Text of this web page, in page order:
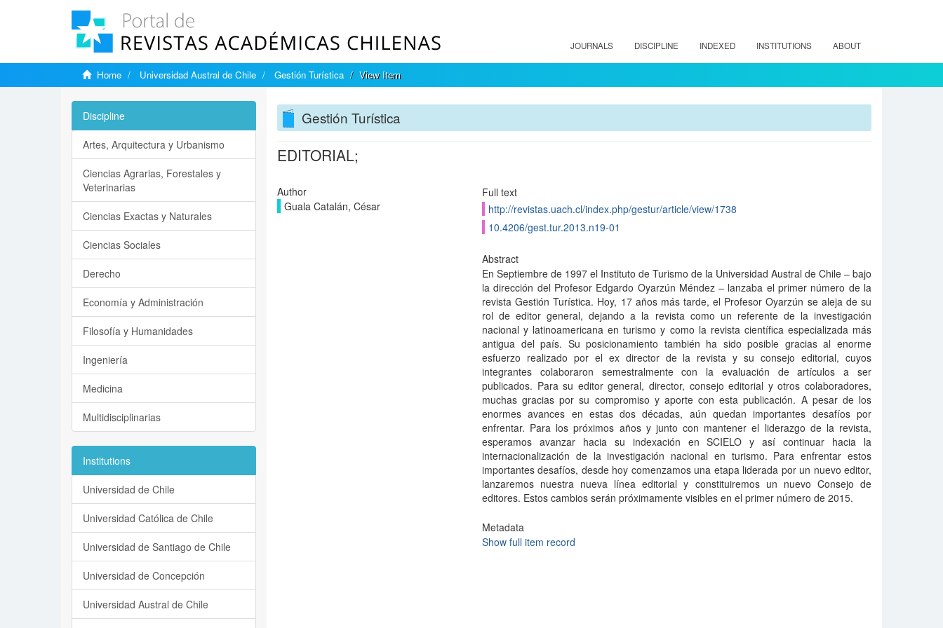
JOURNALS DISCIPLINE INDEXED INSTITUTIONS ABOUT
Home Universidad Austral de Chile Gestión Turística View Item
Gestión Turística
EDITORIAL;
Author
Guala Catalán, César
Full text
http://revistas.uach.cl/index.php/gestur/article/view/1738
10.4206/gest.tur.2013.n19-01
Abstract
En Septiembre de 1997 el Instituto de Turismo de la Universidad Austral de Chile – bajo
la dirección del Profesor Edgardo Oyarzún Méndez – lanzaba el primer número de la
revista Gestión Turística. Hoy, 17 años más tarde, el Profesor Oyarzún se aleja de su
rol de editor general, dejando a la revista como un referente de la investigación
nacional y latinoamericana en turismo y como la revista científica especializada más
antigua del país. Su posicionamiento también ha sido posible gracias al enorme
esfuerzo realizado por el ex director de la revista y su consejo editorial, cuyos
integrantes colaboraron semestralmente con la evaluación de artículos a ser
publicados. Para su editor general, director, consejo editorial y otros colaboradores,
muchas gracias por su compromiso y aporte con esta publicación. A pesar de los
enormes avances en estas dos décadas, aún quedan importantes desafíos por
enfrentar. Para los próximos años y junto con mantener el liderazgo de la revista,
esperamos avanzar hacia su indexación en SCIELO y así continuar hacia la
internacionalización de la investigación nacional en turismo. Para enfrentar estos
importantes desafíos, desde hoy comenzamos una etapa liderada por un nuevo editor,
lanzaremos nuestra nueva línea editorial y constituiremos un nuevo Consejo de
editores. Estos cambios serán próximamente visibles en el primer número de 2015.
Metadata
Show full item record
Discipline
Artes, Arquitectura y Urbanismo
Ciencias Agrarias, Forestales y
Veterinarias
Ciencias Exactas y Naturales
Ciencias Sociales
Derecho
Economía y Administración
Filosofía y Humanidades
Ingeniería
Medicina
Multidisciplinarias
Institutions
Universidad de Chile
Universidad Católica de Chile
Universidad de Santiago de Chile
Universidad de Concepción
Universidad Austral de Chile